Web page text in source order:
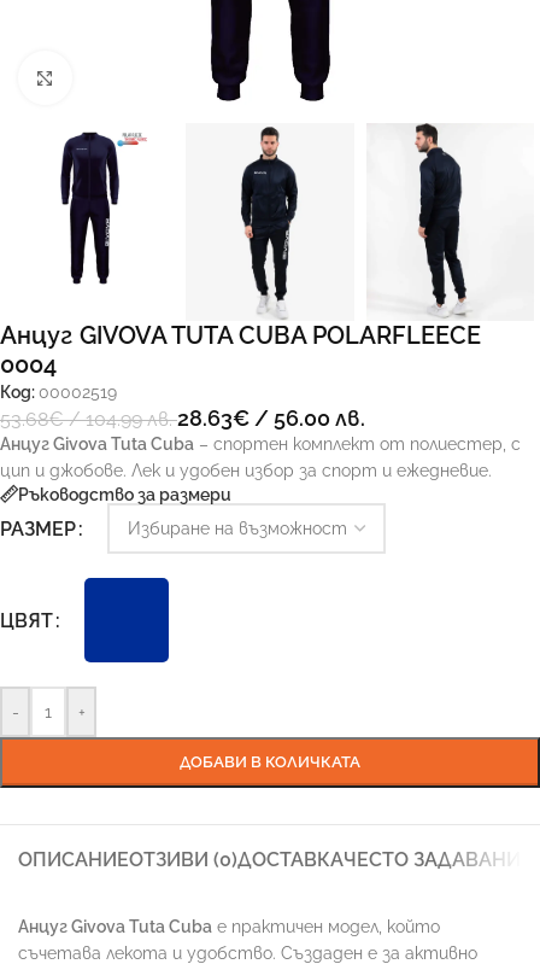
Анцуг GIVOVA TUTA CUBA POLARFLEECE
0004
Код: 00002519
53.68€/ 104.99 лв.28.63€ / 56.00 лв.
Анцуг Givova Tuta Cuba – спортен комплект от полиестер, с
цип и джобове. Лек и удобен избор за спорт и ежедневие.
Ръководство за размери
РАЗМЕР
ЦВЯТ
- +
ДОБАВИ В КОЛИЧКАТА
ОПИСАНИЕОТЗИВИ (0)ДОСТАВКАЧЕСТО ЗАДАВАНИ
Анцуг Givova Tuta Cuba е практичен модел, който
съчетава лекота и удобство. Създаден е за активно